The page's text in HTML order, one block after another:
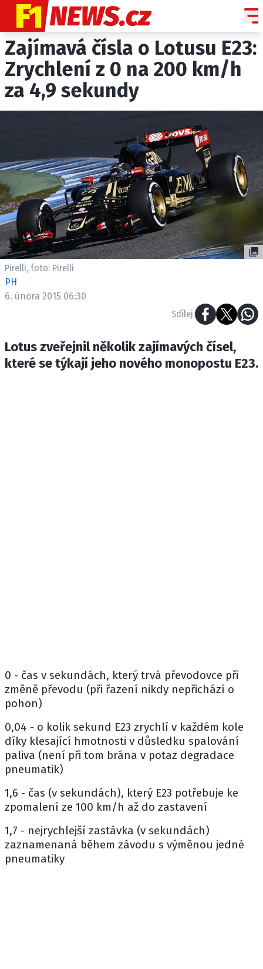
NOVINKY
GRAND PRIX
PADDOCK LINE
PROFILY JEZDCŮ
PROFILY TÝMŮ
ROZHOVORY
OSTATNÍ
SLEDUJTE NÁS NA|
OSOBNÍ ÚDAJE / COOKIES
Zajímavá čísla o Lotusu E23:
Zrychlení z 0 na 200 km/h
za 4,9 sekundy
Pirelli, foto: Pirelli
PH
6. února 2015 06:30
Sdílej:
Lotus zveřejnil několik zajímavých čísel,
které se týkají jeho nového monopostu E23.
0 - čas v sekundách, který trvá převodovce při
změně převodu (při řazení nikdy nepřichází o
pohon)
0,04 - o kolik sekund E23 zrychlí v každém kole
díky klesající hmotnosti v důsledku spalování
paliva (není při tom brána v potaz degradace
pneumatik)
1,6 - čas (v sekundách), který E23 potřebuje ke
zpomalení ze 100 km/h až do zastavení
1,7 - nejrychlejší zastávka (v sekundách)
zaznamenaná během závodu s výměnou jedné
pneumatiky